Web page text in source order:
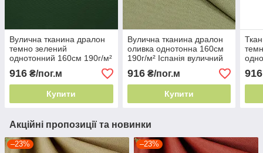
Вулична тканина дралон
темно зелений
однотонний 160см 190г/м²
Іспанія не вигорає на
сонці
916 ₴/пог.м
Купити
Вулична тканина дралон
оливка однотонна 160см
190г/м² Іспанія вуличний
акрил
916₴/пог.м
Купити
916
Акційні пропозиції та новинки
–23% –23%